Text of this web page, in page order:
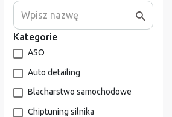
Kategorie
ASO
Auto detailing
Blacharstwo samochodowe
Chiptuning silnika